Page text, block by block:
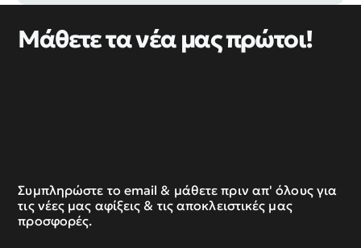
Μάθετε τα νέα μας πρώτοι!
Συμπληρώστε το email & μάθετε πριν απ' όλους για
τις νέες μας αφίξεις & τις αποκλειστικές μας
προσφορές.